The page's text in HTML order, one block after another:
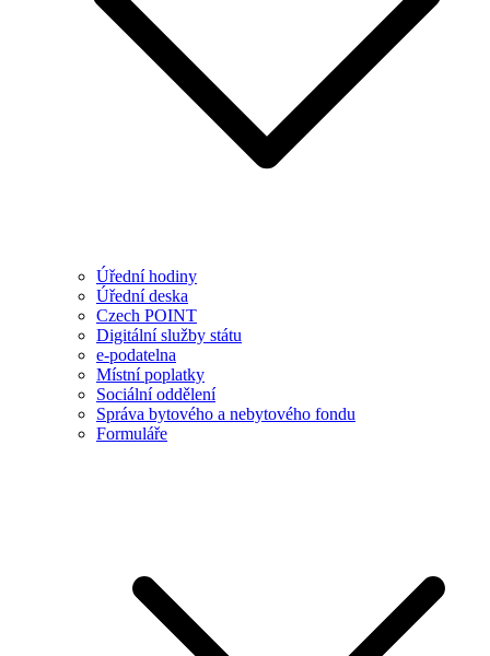
Úřední hodiny
Úřední deska
Czech POINT
Digitální služby státu
e-podatelna
Místní poplatky
Sociální oddělení
Správa bytového a nebytového fondu
Formuláře